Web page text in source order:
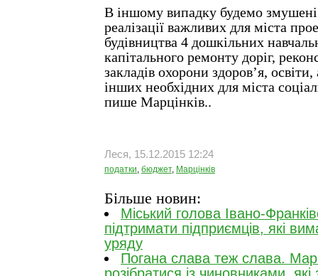
В іншому випадку будемо змушені
реалізації важливих для міста
будівництва 4 дошкільних
капітального ремонту доріг,
закладів охорони здоров’я,
інших необхідних для міста
пише Марцінків..
Леся, 15.12.2015 12:24
податки, бюджет, Марцінків
Більше новин:
Міський голова Івано-
підтримати підприємців, які
уряду
Погана слава теж слава.